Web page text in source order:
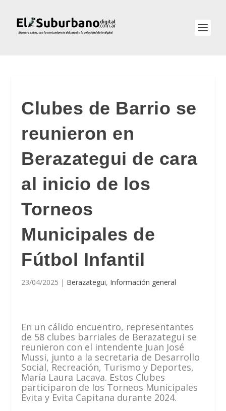
Clubes de Barrio se
reunieron en
Berazategui de cara
al inicio de los
Torneos
Municipales de
Fútbol Infantil
23/04/2025 | Berazategui, Información general
En un cálido encuentro, representantes
de 58 clubes barriales de Berazategui se
reunieron con el intendente Juan José
Mussi, junto a la secretaria de Desarrollo
Social, Recreación, Turismo y Deportes,
María Laura Lacava. Estos Clubes
participaron de los Torneos Municipales
Evita y Evita Capitana durante 2024.